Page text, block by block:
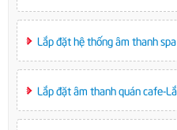
Lắp đặt hệ thống âm thanh
Lắp đặt âm thanh quán cafe-